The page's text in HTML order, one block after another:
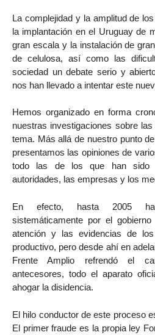
La complejidad y la amplitud de
la implantación en el Uruguay de
gran escala y la instalación de
de celulosa, así como las
sociedad un debate serio y
nos han llevado a intentar este
Hemos organizado en forma
nuestras investigaciones sobre
tema. Más allá de nuestro punto
presentamos las opiniones de
todo las de los que han sido
autoridades, las empresas y los
En efecto, hasta 2005
sistemáticamente por el
atención y las evidencias de
productivo, pero desde ahí en
Frente Amplio refrendó el
antecesores, todo el aparato
ahogar la disidencia.
El hilo conductor de este proceso
El primer fraude es la propia ley